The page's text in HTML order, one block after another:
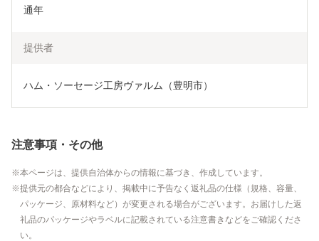
通年
提供者
ハム・ソーセージ工房ヴァルム（豊明市）
注意事項・その他
本ページは、提供自治体からの情報に基づき、作成しています。
提供元の都合などにより、掲載中に予告なく返礼品の仕様（規格、容量、
パッケージ、原材料など）が変更される場合がございます。お届けした返
礼品のパッケージやラベルに記載されている注意書きなどをご確認くださ
い。